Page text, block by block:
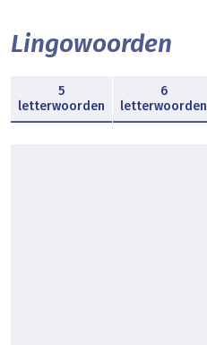
Lingowoorden
5
letterwoorden
6
letterwoorden